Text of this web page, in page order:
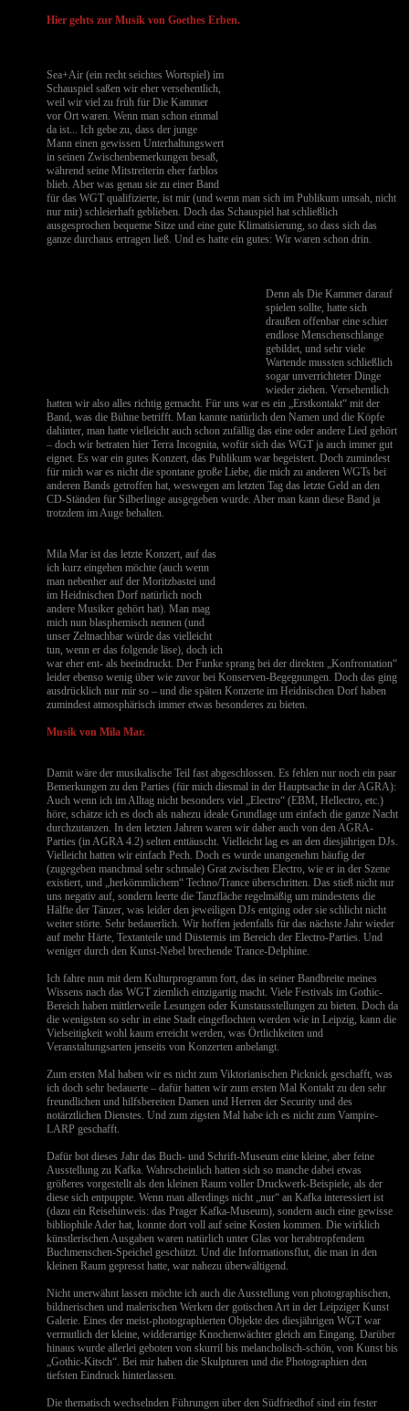
Hier gehts zur Musik von Goethes Erben.
Sea+Air (ein recht seichtes Wortspiel) im
Schauspiel saßen wir eher versehentlich,
weil wir viel zu früh für Die Kammer
vor Ort waren. Wenn man schon einmal
da ist... Ich gebe zu, dass der junge
Mann einen gewissen Unterhaltungswert
in seinen Zwischenbemerkungen besaß,
während seine Mitstreiterin eher farblos
blieb. Aber was genau sie zu einer Band
für das WGT qualifizierte, ist mir (und wenn man sich im Publikum umsah, nicht
nur mir) schleierhaft geblieben. Doch das Schauspiel hat schließlich
ausgesprochen bequeme Sitze und eine gute Klimatisierung, so dass sich das
ganze durchaus ertragen ließ. Und es hatte ein gutes: Wir waren schon drin.
Denn als Die Kammer darauf
spielen sollte, hatte sich
draußen offenbar eine schier
endlose Menschenschlange
gebildet, und sehr viele
Wartende mussten schließlich
sogar unverrichteter Dinge
wieder ziehen. Versehentlich
hatten wir also alles richtig gemacht. Für uns war es ein „Erstkontakt“ mit der
Band, was die Bühne betrifft. Man kannte natürlich den Namen und die Köpfe
dahinter, man hatte vielleicht auch schon zufällig das eine oder andere Lied gehört
– doch wir betraten hier Terra Incognita, wofür sich das WGT ja auch immer gut
eignet. Es war ein gutes Konzert, das Publikum war begeistert. Doch zumindest
für mich war es nicht die spontane große Liebe, die mich zu anderen WGTs bei
anderen Bands getroffen hat, weswegen am letzten Tag das letzte Geld an den
CD-Ständen für Silberlinge ausgegeben wurde. Aber man kann diese Band ja
trotzdem im Auge behalten.
Mila Mar ist das letzte Konzert, auf das
ich kurz eingehen möchte (auch wenn
man nebenher auf der Moritzbastei und
im Heidnischen Dorf natürlich noch
andere Musiker gehört hat). Man mag
mich nun blasphemisch nennen (und
unser Zeltnachbar würde das vielleicht
tun, wenn er das folgende läse), doch ich
war eher ent- als beeindruckt. Der Funke sprang bei der direkten „Konfrontation“
leider ebenso wenig über wie zuvor bei Konserven-Begegnungen. Doch das ging
ausdrücklich nur mir so – und die späten Konzerte im Heidnischen Dorf haben
zumindest atmosphärisch immer etwas besonderes zu bieten.
Musik von Mila Mar.
Damit wäre der musikalische Teil fast abgeschlossen. Es fehlen nur noch ein paar
Bemerkungen zu den Parties (für mich diesmal in der Hauptsache in der AGRA):
Auch wenn ich im Alltag nicht besonders viel „Electro“ (EBM, Hellectro, etc.)
höre, schätze ich es doch als nahezu ideale Grundlage um einfach die ganze Nacht
durchzutanzen. In den letzten Jahren waren wir daher auch von den AGRA-
Parties (in AGRA 4.2) selten enttäuscht. Vielleicht lag es an den diesjährigen DJs.
Vielleicht hatten wir einfach Pech. Doch es wurde unangenehm häufig der
(zugegeben manchmal sehr schmale) Grat zwischen Electro, wie er in der Szene
existiert, und „herkömmlichem“ Techno/Trance überschritten. Das stieß nicht nur
uns negativ auf, sondern leerte die Tanzfläche regelmäßig um mindestens die
Hälfte der Tänzer, was leider den jeweiligen DJs entging oder sie schlicht nicht
weiter störte. Sehr bedauerlich. Wir hoffen jedenfalls für das nächste Jahr wieder
auf mehr Härte, Textanteile und Düsternis im Bereich der Electro-Parties. Und
weniger durch den Kunst-Nebel brechende Trance-Delphine.
Ich fahre nun mit dem Kulturprogramm fort, das in seiner Bandbreite meines
Wissens nach das WGT ziemlich einzigartig macht. Viele Festivals im Gothic-
Bereich haben mittlerweile Lesungen oder Kunstausstellungen zu bieten. Doch da
die wenigsten so sehr in eine Stadt eingeflochten werden wie in Leipzig, kann die
Vielseitigkeit wohl kaum erreicht werden, was Örtlichkeiten und
Veranstaltungsarten jenseits von Konzerten anbelangt.
Zum ersten Mal haben wir es nicht zum Viktorianischen Picknick geschafft, was
ich doch sehr bedauerte – dafür hatten wir zum ersten Mal Kontakt zu den sehr
freundlichen und hilfsbereiten Damen und Herren der Security und des
notärztlichen Dienstes. Und zum zigsten Mal habe ich es nicht zum Vampire-
LARP geschafft.
Dafür bot dieses Jahr das Buch- und Schrift-Museum eine kleine, aber feine
Ausstellung zu Kafka. Wahrscheinlich hatten sich so manche dabei etwas
größeres vorgestellt als den kleinen Raum voller Druckwerk-Beispiele, als der
diese sich entpuppte. Wenn man allerdings nicht „nur“ an Kafka interessiert ist
(dazu ein Reisehinweis: das Prager Kafka-Museum), sondern auch eine gewisse
bibliophile Ader hat, konnte dort voll auf seine Kosten kommen. Die wirklich
künstlerischen Ausgaben waren natürlich unter Glas vor herabtropfendem
Buchmenschen-Speichel geschützt. Und die Informationsflut, die man in den
kleinen Raum gepresst hatte, war nahezu überwältigend.
Nicht unerwähnt lassen möchte ich auch die Ausstellung von photographischen,
bildnerischen und malerischen Werken der gotischen Art in der Leipziger Kunst
Galerie. Eines der meist-photographierten Objekte des diesjährigen WGT war
vermutlich der kleine, widderartige Knochenwächter gleich am Eingang. Darüber
hinaus wurde allerlei geboten von skurril bis melancholisch-schön, von Kunst bis
„Gothic-Kitsch“. Bei mir haben die Skulpturen und die Photographien den
tiefsten Eindruck hinterlassen.
Die thematisch wechselnden Führungen über den Südfriedhof sind ein fester